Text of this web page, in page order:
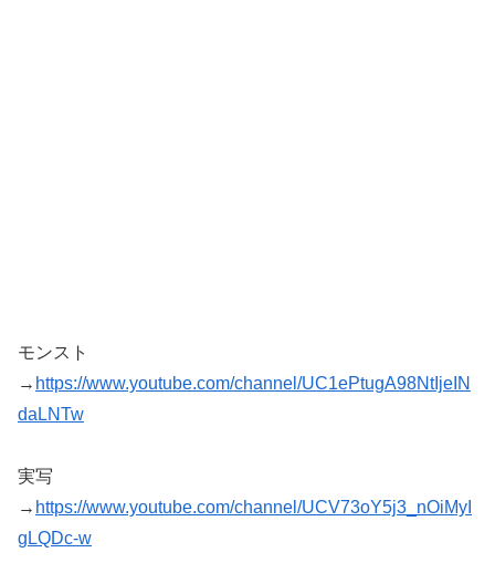
モンスト
→ https://www.youtube.com/channel/UC1ePtugA98NtIjeIN
daLNTw
実写
→ https://www.youtube.com/channel/UCV73oY5j3_nOiMyI
gLQDc-w